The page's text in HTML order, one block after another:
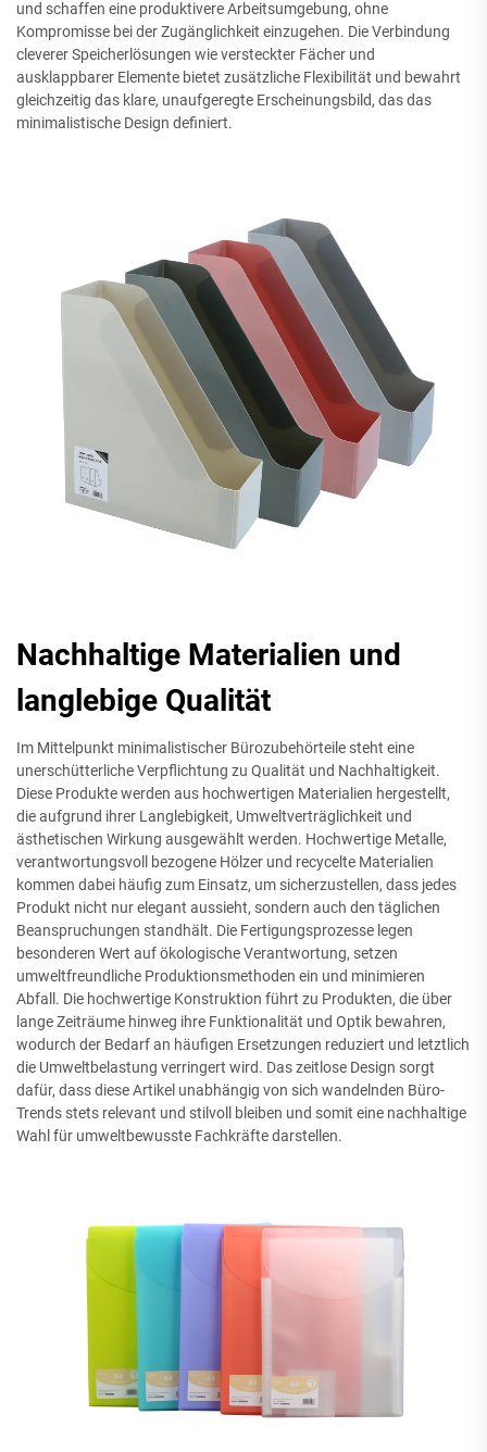
und schaffen eine produktivere Arbeitsumgebung, ohne
Kompromisse bei der Zugänglichkeit einzugehen. Die Verbindung
cleverer Speicherlösungen wie versteckter Fächer und
ausklappbarer Elemente bietet zusätzliche Flexibilität und bewahrt
gleichzeitig das klare, unaufgeregte Erscheinungsbild, das das
minimalistische Design definiert.
Nachhaltige Materialien und
langlebige Qualität
Im Mittelpunkt minimalistischer Bürozubehörteile steht eine
unerschütterliche Verpflichtung zu Qualität und Nachhaltigkeit.
Diese Produkte werden aus hochwertigen Materialien hergestellt,
die aufgrund ihrer Langlebigkeit, Umweltverträglichkeit und
ästhetischen Wirkung ausgewählt werden. Hochwertige Metalle,
verantwortungsvoll bezogene Hölzer und recycelte Materialien
kommen dabei häufig zum Einsatz, um sicherzustellen, dass jedes
Produkt nicht nur elegant aussieht, sondern auch den täglichen
Beanspruchungen standhält. Die Fertigungsprozesse legen
besonderen Wert auf ökologische Verantwortung, setzen
umweltfreundliche Produktionsmethoden ein und minimieren
Abfall. Die hochwertige Konstruktion führt zu Produkten, die über
lange Zeiträume hinweg ihre Funktionalität und Optik bewahren,
wodurch der Bedarf an häufigen Ersetzungen reduziert und letztlich
die Umweltbelastung verringert wird. Das zeitlose Design sorgt
dafür, dass diese Artikel unabhängig von sich wandelnden Büro-
Trends stets relevant und stilvoll bleiben und somit eine nachhaltige
Wahl für umweltbewusste Fachkräfte darstellen.